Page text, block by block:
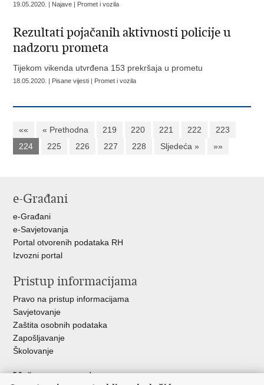
19.05.2020. | Najave | Promet i vozila
Rezultati pojačanih aktivnosti policije u
nadzoru prometa
Tijekom vikenda utvrđena 153 prekršaja u prometu
18.05.2020. | Pisane vijesti | Promet i vozila
«« « Prethodna 219 220 221 222
223
224
225 226 227 228 Sljedeća » »»
e-Građani
e-Građani
e-Savjetovanja
Portal otvorenih podataka RH
Izvozni portal
Pristup informacijama
Pravo na pristup informacijama
Savjetovanje
Zaštita osobnih podataka
Zapošljavanje
Školovanje
Važne poveznice